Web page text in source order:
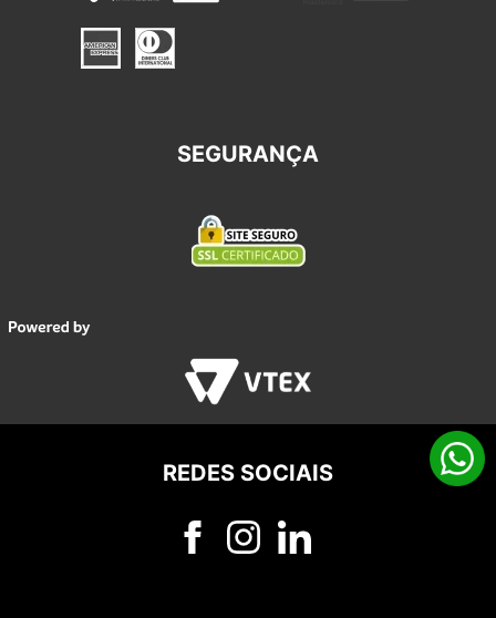
SEGURANÇA
REDES SOCIAIS